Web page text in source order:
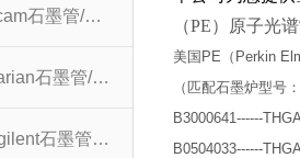
美国热电Unicam石墨管/石墨锥
美国瓦里安Varian石墨管/石墨锥
美国安捷伦Agilent石墨管/石墨锥
（PE）原子光
美国 PE（Perkin
（匹配石墨炉型号
B3000641------
B0504033------